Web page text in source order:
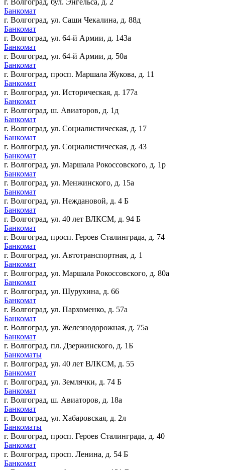
г. Волгоград, бул. Энгельса, д. 2
Банкомат
г. Волгоград, ул. Саши Чекалина, д. 88д
Банкомат
г. Волгоград, ул. 64-й Армии, д. 143а
Банкомат
г. Волгоград, ул. 64-й Армии, д. 50а
Банкомат
г. Волгоград, просп. Маршала Жукова, д. 11
Банкомат
г. Волгоград, ул. Историческая, д. 177а
Банкомат
г. Волгоград, ш. Авиаторов, д. 1д
Банкомат
г. Волгоград, ул. Социалистическая, д. 17
Банкомат
г. Волгоград, ул. Социалистическая, д. 43
Банкомат
г. Волгоград, ул. Маршала Рокоссовского, д. 1р
Банкомат
г. Волгоград, ул. Менжинского, д. 15а
Банкомат
г. Волгоград, ул. Неждановой, д. 4 Б
Банкомат
г. Волгоград, ул. 40 лет ВЛКСМ, д. 94 Б
Банкомат
г. Волгоград, просп. Героев Сталинграда, д. 74
Банкомат
г. Волгоград, ул. Автотранспортная, д. 1
Банкомат
г. Волгоград, ул. Маршала Рокоссовского, д. 80а
Банкомат
г. Волгоград, ул. Шурухина, д. 66
Банкомат
г. Волгоград, ул. Пархоменко, д. 57а
Банкомат
г. Волгоград, ул. Железнодорожная, д. 75а
Банкомат
г. Волгоград, пл. Дзержинского, д. 1Б
Банкоматы
г. Волгоград, ул. 40 лет ВЛКСМ, д. 55
Банкомат
г. Волгоград, ул. Землячки, д. 74 Б
Банкомат
г. Волгоград, ш. Авиаторов, д. 18а
Банкомат
г. Волгоград, ул. Хабаровская, д. 2л
Банкоматы
г. Волгоград, просп. Героев Сталинграда, д. 40
Банкомат
г. Волгоград, просп. Ленина, д. 54 Б
Банкомат